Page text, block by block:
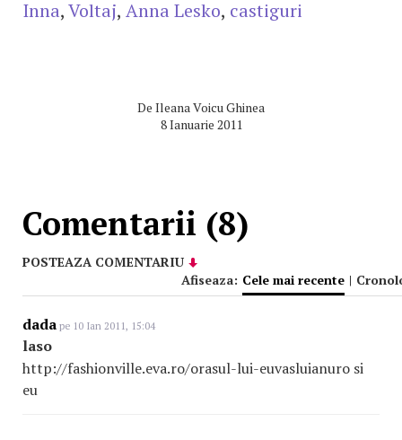
Inna,Voltaj, Anna Lesko, castiguri
De Ileana Voicu Ghinea
8 Ianuarie 2011
Comentarii (8)
POSTEAZA COMENTARIU
Afiseaza: Cele mai recente |
dada pe 10 Ian 2011, 15:04
laso
http://fashionville.eva.ro/orasul-lui-euvasluianuro si
eu